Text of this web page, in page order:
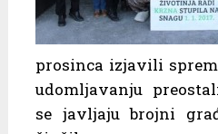
prosinca izjavili
udomljavanju
se javljaju brojni